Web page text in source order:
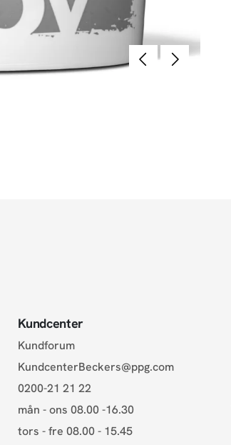
Föregående
Nästa
Kundcenter
Kundforum
KundcenterBeckers@ppg.com
0200-21 21 22
mån - ons 08.00 -16.30
tors - fre 08.00 - 15.45